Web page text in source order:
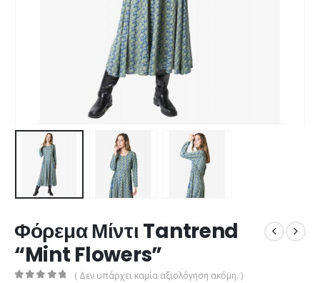
Φόρεμα Μίντι Tantrend
“Mint Flowers”
( Δεν υπάρχει καμία αξιολόγηση ακόμη. )